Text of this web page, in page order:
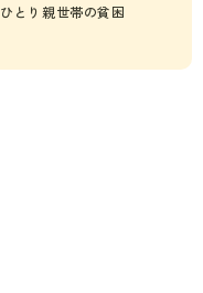
ひとり親世帯の貧困